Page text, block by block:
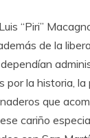
“Piri”
de la
la historia,
que
cariño